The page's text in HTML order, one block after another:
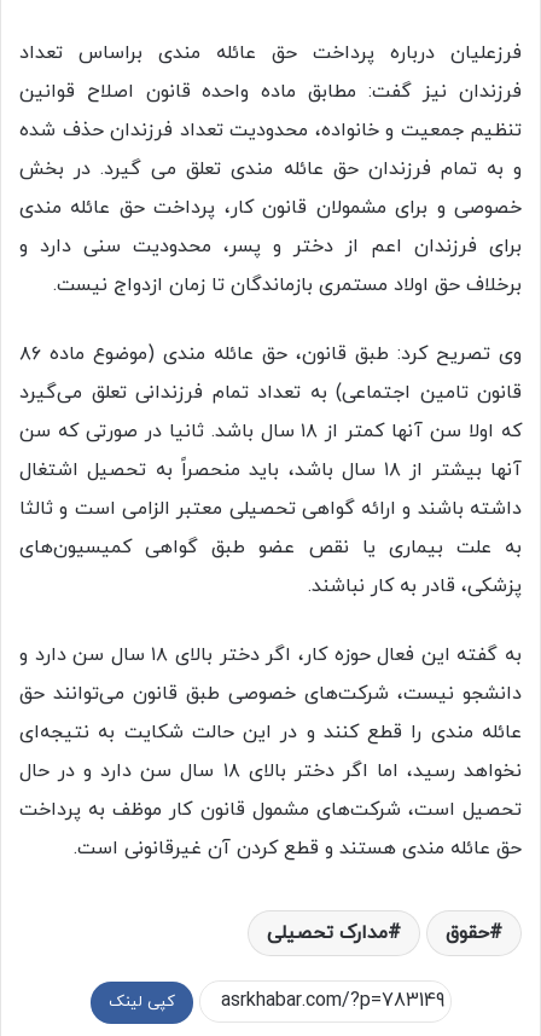
فرزعلیان درباره پرداخت حق عائله مندی براساس تعداد
فرزندان نیز گفت: مطابق ماده واحده قانون اصلاح قوانین
تنظیم جمعیت و خانواده، محدودیت تعداد فرزندان حذف شده
و به تمام فرزندان حق عائله مندی تعلق می گیرد. در بخش
خصوصی و برای مشمولان قانون کار، پرداخت حق عائله مندی
برای فرزندان اعم از دختر و پسر، محدودیت سنی دارد و
برخلاف حق اولاد مستمری بازماندگان تا زمان ازدواج نیست.
وی تصریح کرد: طبق قانون، حق عائله مندی (موضوع ماده ۸۶
قانون تامین اجتماعی) به تعداد تمام فرزندانی تعلق می‌گیرد
که اولا سن آنها کمتر از ۱۸ سال باشد. ثانیا در صورتی که سن
آنها بیشتر از ۱۸ سال باشد، باید منحصراً به تحصیل اشتغال
داشته باشند و ارائه گواهی تحصیلی معتبر الزامی است و ثالثا
به علت بیماری یا نقص عضو طبق گواهی کمیسیون‌های
پزشکی، قادر به کار نباشند.
به گفته این فعال حوزه کار، اگر دختر بالای ۱۸ سال سن دارد و
دانشجو نیست، شرکت‌های خصوصی طبق قانون می‌توانند حق
عائله مندی را قطع کنند و در این حالت شکایت به نتیجه‌ای
نخواهد رسید، اما اگر دختر بالای ۱۸ سال سن دارد و در حال
تحصیل است، شرکت‌های مشمول قانون کار موظف به پرداخت
حق عائله مندی هستند و قطع کردن آن غیرقانونی است.
حقوق مدارک تحصیلی
کپی لینک